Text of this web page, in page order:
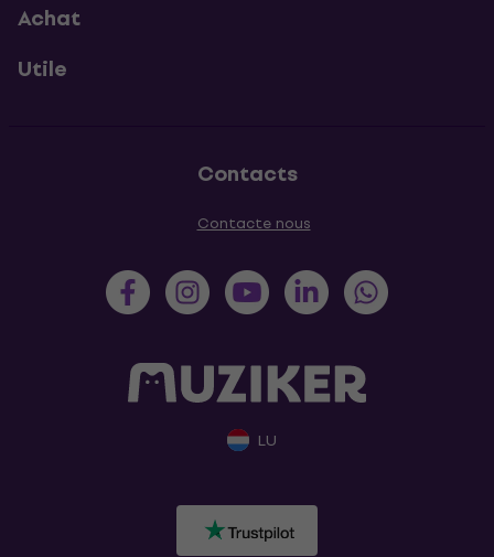
Achat
Utile
Contacts
Contacte nous
LU